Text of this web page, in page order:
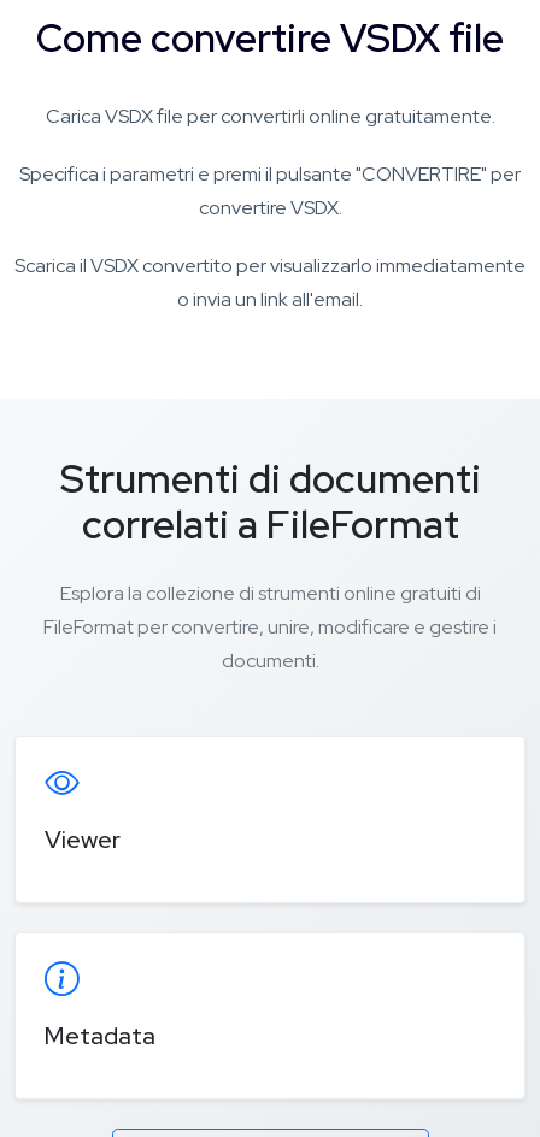
Come convertire VSDX file
Carica VSDX file per convertirli online gratuitamente.
Specifica i parametri e premi il pulsante "CONVERTIRE" per
convertire VSDX.
Scarica il VSDX convertito per visualizzarlo immediatamente
o invia un link all'email.
Strumenti di documenti
correlati a FileFormat
Esplora la collezione di strumenti online gratuiti di
FileFormat per convertire, unire, modificare e gestire i
documenti.
Viewer
Metadata